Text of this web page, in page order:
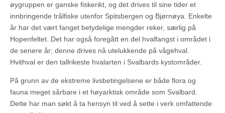
øygruppen er ganske fiskerikt, og det drives til sine tider et
innbringende trålfiske utenfor Spitsbergen og Bjørnøya. Enkelte
år har det vært fanget betydelige mengder reker, særlig på
Hopenfeltet. Det har også foregått en del hvalfangst i området i
de senere år; denne drives nå utelukkende på vågehval.
Hvithval er den tallrikeste hvalarten i Svalbards kystområder.
På grunn av de ekstreme livsbetingelsene er både flora og
fauna meget sårbare i et høyarktisk område som Svalbard.
Dette har man søkt å ta hensyn til ved å sette i verk omfattende